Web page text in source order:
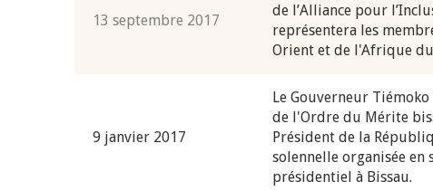
13 septembre 2017
de l’Alliance pour
représentera les
Orient et de l'Afrique
9 janvier 2017
Le Gouverneur
de l'Ordre du Mérite
Président de la
solennelle organisée en
présidentiel à Bissau.